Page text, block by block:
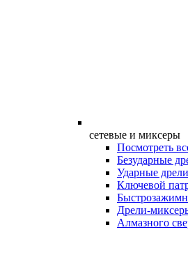
сетевые и миксеры
Посмотреть
Безударные
Ударные дрели
Ключевой
Дрели-
Алмазного